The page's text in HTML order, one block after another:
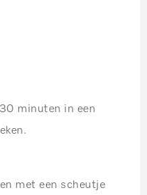
minuten in een
met een scheutje